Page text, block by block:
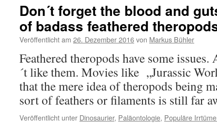
Don´t forget the blood and
of badass feathered
Veröffentlicht am 26. Dezember 2016von Markus Bühler
Feathered theropods have some
´t like them. Movies like „Jurassic
that the mere idea of theropods being
sort of feathers or filaments is still far
Veröffentlicht unter Dinosaurier, Paläontologie, Populäre